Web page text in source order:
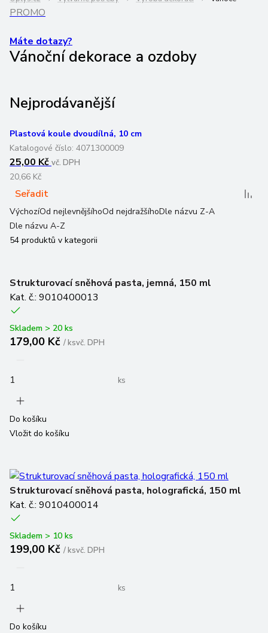
PROMO
Máte dotazy?
Vánoční dekorace a ozdoby
Nejprodávanější
Plastová koule dvoudílná, 10 cm
Katalogové číslo: 4071300009
25,00 Kč vč. DPH
20,66 Kč
Seřadit
VýchozíOd nejlevnějšíhoOd nejdražšíhoDle názvu Z-A
Dle názvu A-Z
54 produktů v kategorii
Strukturovací sněhová pasta, jemná, 150 ml
Kat. č.: 9010400013
Skladem > 20 ks
179,00 Kč /ksvč. DPH
ks
Do košíku
Vložit do košíku
Strukturovací sněhová pasta, holografická, 150 ml
Kat. č.: 9010400014
Skladem > 10 ks
199,00 Kč /ksvč. DPH
ks
Do košíku